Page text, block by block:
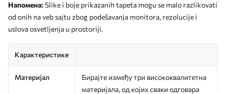
Напомена: Slike i boje prikazanih tapeta mogu se malo razlikovati
od onih na veb sajtu zbog podešavanja monitora, rezolucije i
uslova osvetljenja u prostoriji.
Карактеристике
Материјал
Бирајте између три висококвалитетна
материјала, од којих сваки одговара